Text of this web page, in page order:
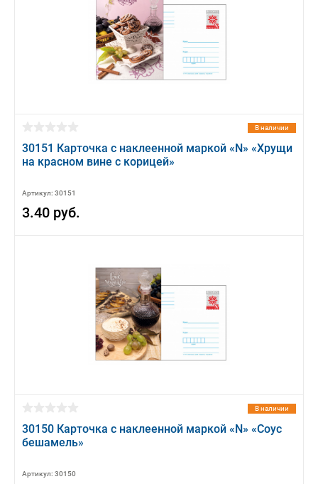
В наличии
30151 Карточка с наклеенной маркой «N» «Хрущи
на красном вине с корицей»
Артикул: 30151
3.40 руб.
В наличии
30150 Карточка с наклеенной маркой «N» «Соус
бешамель»
Артикул: 30150